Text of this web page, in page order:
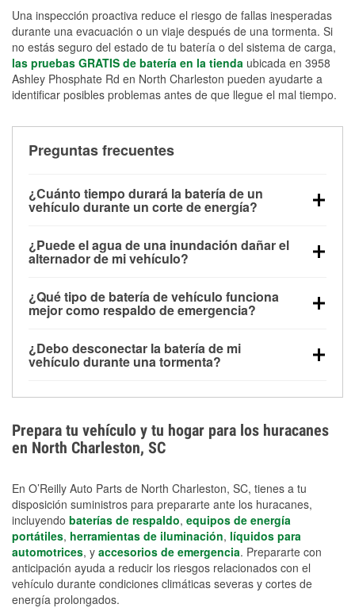
Una inspección proactiva reduce el riesgo de fallas inesperadas
durante una evacuación o un viaje después de una tormenta. Si
no estás seguro del estado de tu batería o del sistema de carga,
las pruebas GRATIS de batería en la tienda ubicada en 3958
Ashley Phosphate Rd en North Charleston pueden ayudarte a
identificar posibles problemas antes de que llegue el mal tiempo.
Preguntas frecuentes
¿Cuánto tiempo durará la batería de un
vehículo durante un corte de energía?
alimentar pequeños accesorios durante un tiempo
limitado, pero el uso repetido sin conducir el vehículo
contar con un equipo de carga de respaldo para
cortes prolongados.
¿Puede el agua de una inundación dañar el
alternador de mi vehículo?
parte baja del compartimento del motor y pueden
dañarse si se sumergen, lo que puede provocar una
días después de la exposición.
¿Qué tipo de batería de vehículo funciona
mejor como respaldo de emergencia?
para aplicaciones de ciclo profundo porque son
selladas, resistentes a las vibraciones y más
¿Debo desconectar la batería de mi
vehículo durante una tormenta?
los daños por inundación. Evitar el agua estancada y
preparar opciones de carga de respaldo son
medidas de protección más efectivas.
Prepara tu vehículo y tu hogar para los huracanes
en North Charleston, SC
En O’Reilly Auto Parts de North Charleston, SC, tienes a tu
disposición suministros para prepararte ante los huracanes,
incluyendo baterías de respaldo, equipos de energía
portátiles, herramientas de iluminación, líquidos para
automotrices, y accesorios de emergencia. Prepararte con
anticipación ayuda a reducir los riesgos relacionados con el
vehículo durante condiciones climáticas severas y cortes de
energía prolongados.